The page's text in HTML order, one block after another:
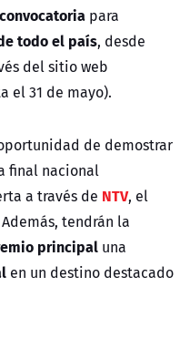
para
todo el país, desde
del sitio web
el 31 de mayo).
de demostrar
final nacional
a través de NTV, el
tendrán la
principal una
en un destino destacado